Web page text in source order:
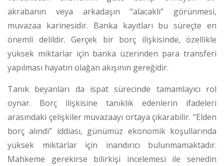
akrabanın veya arkadaşın “alacaklı” görünmesi,
muvazaa karinesidir. Banka kayıtları bu süreçte en
önemli delildir. Gerçek bir borç ilişkisinde, özellikle
yüksek miktarlar için banka üzerinden para transferi
yapılması hayatın olağan akışının gereğidir.
Tanık beyanları da ispat sürecinde tamamlayıcı rol
oynar. Borç ilişkisine tanıklık edenlerin ifadeleri
arasındaki çelişkiler muvazaayı ortaya çıkarabilir. “Elden
borç alındı” iddiası, günümüz ekonomik koşullarında
yüksek miktarlar için inandırıcı bulunmamaktadır.
Mahkeme gerekirse bilirkişi incelemesi ile senedin